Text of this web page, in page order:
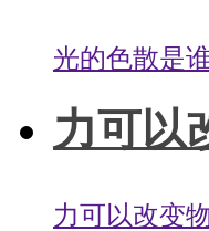
光的色散是
力可以
力可以改变